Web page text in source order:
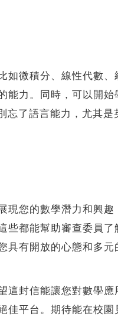
微積分、線性代數、
力。同時，可以開
了語言能力，尤其是
您的數學潛力和興趣
些都能幫助審查委員
有開放的心態和多
封信能讓您對數學應
平台。期待能在校